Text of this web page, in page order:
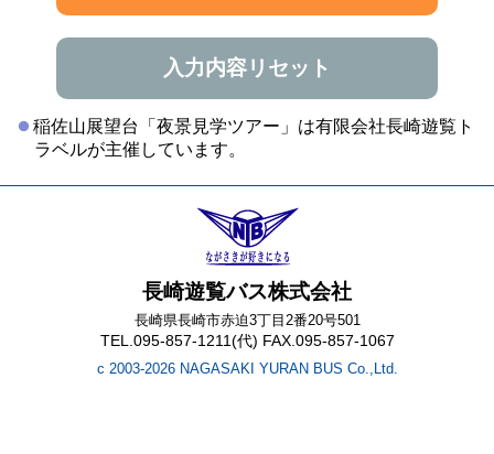
入力内容リセット
稲佐山展望台「夜景見学ツアー」は有限会社長崎遊覧ト
ラベルが主催しています。
長崎遊覧バス株式会社
長崎県長崎市赤迫3丁目2番20号501
TEL.095-857-1211(代) FAX.095-857-1067
c 2003-2026 NAGASAKI YURAN BUS Co.,Ltd.